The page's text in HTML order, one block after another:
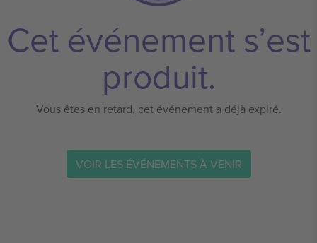
Cet événement s’est
produit.
Vous êtes en retard, cet événement a déjà expiré.
VOIR LES ÉVÉNEMENTS À VENIR